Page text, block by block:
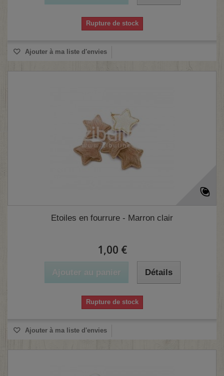
Rupture de stock
Ajouter à ma liste d'envies
Etoiles en fourrure - Marron clair
1,00 €
Ajouter au panier Détails
Rupture de stock
Ajouter à ma liste d'envies